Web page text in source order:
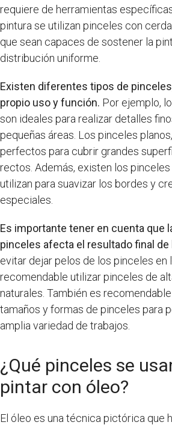
requiere de herramientas
pintura se utilizan pinceles con
que sean capaces de sostener la
distribución uniforme.
Existen diferentes tipos de
propio uso y función. Por ejemplo,
son ideales para realizar detalles
pequeñas áreas. Los pinceles
perfectos para cubrir grandes
rectos. Además, existen los
utilizan para suavizar los bordes y
especiales.
Es importante tener en cuenta que
pinceles afecta el resultado final de
evitar dejar pelos de los pinceles en
recomendable utilizar pinceles de
naturales. También es
tamaños y formas de pinceles para
amplia variedad de trabajos.
¿Qué pinceles se
pintar con óleo?
El óleo es una técnica pictórica que